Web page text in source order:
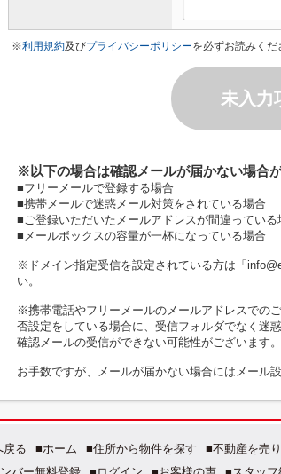
※利用規約及びプライバシーポリシーを必ずお読みくだ
未入力
※以下の場合は確認メールが届かない場合
■フリーメールで登録する場合
■携帯メールで迷惑メール対策をされている場合
■ご登録いただいたメールアドレスが間違っている
■メールボックスの容量が一杯になっている場合
※ドメイン指定受信を設定されている方は「
い。
※携帯電話やフリーメールのメールアドレスでの
否設定をしている場合に、受信フォルダでなく迷
確認メールの受信ができない可能性がございます。
お手数ですが、メールが届かない場合にはメール
戻る ■ホーム ■住所から物件を探す
■不動産を売